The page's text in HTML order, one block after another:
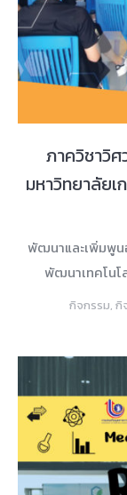
ภาควิชาวิ
มหาวิทยาลัย
พัฒนาและเพิ่มพูน
พัฒนาเทคโนโ
กิจกรรม, กิ